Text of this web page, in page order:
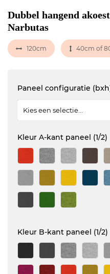
Dubbel hangend
Narbutas
120cm 40cm of
Paneel configuratie
Kleur A-kant paneel (1/2)
Kleur B-kant paneel (1/2)